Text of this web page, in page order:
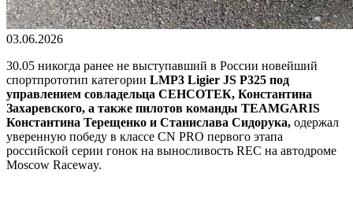
03.06.2026
30.05 никогда ранее не выступавший в России новейший
спортпрототип категории LMP3 Ligier JS P325 под
управлением совладельца СЕНСОТЕК, Константина
Захаревского, а также пилотов команды TEAMGARIS
Константина Терещенко и Станислава Сидорука, одержал
уверенную победу в классе CN PRO первого этапа
российской серии гонок на выносливость REC на автодроме
Moscow Raceway.